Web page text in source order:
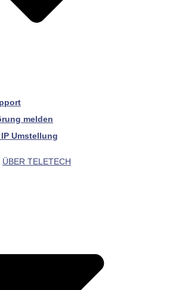
melden
Umstellung
ÜBER TELETECH